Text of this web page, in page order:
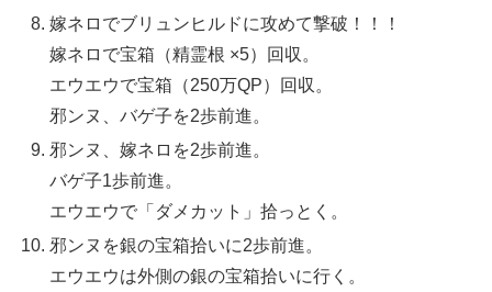
嫁ネロでブリュンヒルドに攻めて撃破！！！
嫁ネロで宝箱（精霊根 ×5）回収。
エウエウで宝箱（250万QP）回収。
邪ンヌ、バゲ子を2歩前進。
邪ンヌ、嫁ネロを2歩前進。
バゲ子1歩前進。
エウエウで「ダメカット」拾っとく。
邪ンヌを銀の宝箱拾いに2歩前進。
エウエウは外側の銀の宝箱拾いに行く。